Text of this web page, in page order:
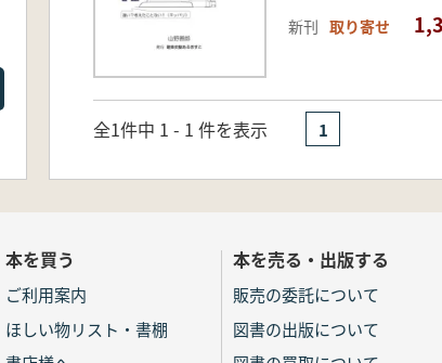
新刊 取り寄せ
全1件中 1 - 1 件を表示 1
本を買う
ご利用案内
ほしい物リスト・書棚
本を売る・出版する
販売の委託について
図書の出版について